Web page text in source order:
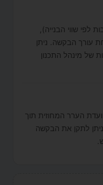
לפי שווי הבנייה),
עורך הבקשה. ניתן
של מינהל התכנון
הערר המחוזית תוך
ניתן לתקן את הבקשה